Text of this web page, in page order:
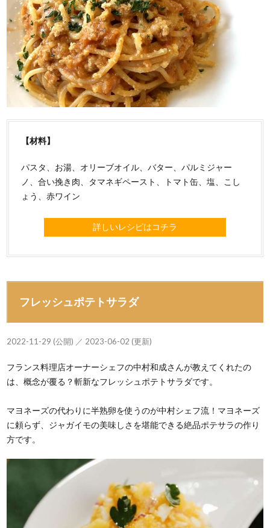
【材料】
パスタ、お湯、オリーブオイル、バター、パルミジャー
ノ、合い挽き肉、タマネギペースト、トマト缶、塩、こし
ょう、赤ワイン
詳しいレシピはコチラ
フレッシュポテトサラダ
2022-11-29 (公開) ／ 2023-06-02 (更新)
フランス料理店オーナーシェフの中村和成さんが教えてくれたの
は、概念が覆る？斬新なフレッシュポテトサラダです。
マヨネーズの代わりに半熟卵を使うのが中村シェフ流！マヨネーズ
に頼らず、ジャガイモの美味しさを堪能できる絶品ポテサラの作り
方です。